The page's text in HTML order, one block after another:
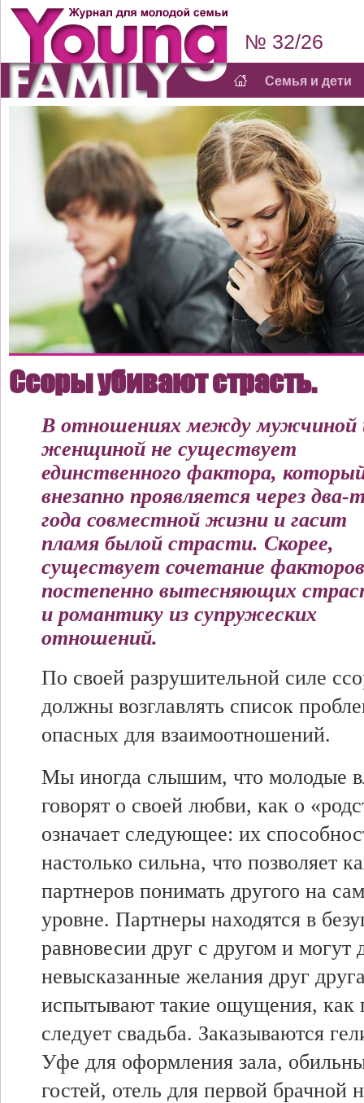
Ссорыубивают страсть.
В отношениях междумужчиной
женщиной не существует
единственного фактора,
внезапно проявляется через два-
года совместной жизни и гасит
пламя былой страсти. Скорее,
существует сочетание
постепенно вытесняющих
и романтику из супружеских
отношений.
По своей разрушительной силе
должны возглавлять список
опасных для взаимоотношений.
Мы иногда слышим, что молодые
говорят о своей любви, как о
означает следующее: их
настолько сильна, что позволяет
партнеров понимать другого на
уровне. Партнеры находятся в
равновесии друг с другом и могут
невысказанные желания друг
испытывают такие ощущения, как
следует свадьба. Заказываются
Уфе для оформления зала,
гостей, отель для первой брачной
№ 32/26
Семья и дети